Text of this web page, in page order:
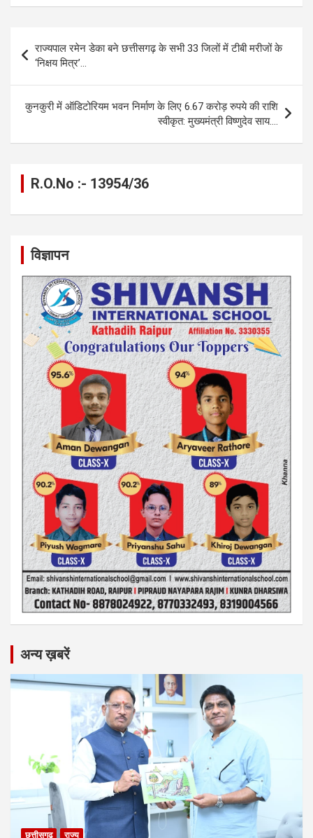
ce
o
o
k
se
n
g
er
at
A
p
p
e
gr
a
m
ail py
Li
n
k
ar
e
navigation
राज्यपाल रमेन डेका बने छत्तीसगढ़ के सभी 33 जिलों में टीबी मरीजों के
‘निक्षय मित्र’…
कुनकुरी में ऑडिटोरियम भवन निर्माण के लिए 6.67 करोड़ रुपये की राशि
स्वीकृत: मुख्यमंत्री विष्णुदेव साय….
R.O.No :- 13954/36
विज्ञापन
अन्य ख़बरें
छत्तीसगढ़ राज्य